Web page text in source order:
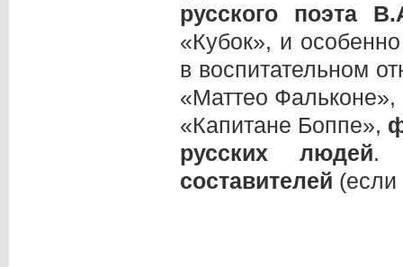
русского поэта
«Кубок», и
в воспитательном
«Маттео
«Капитане Боппе»,
русских людей.
составителей (если